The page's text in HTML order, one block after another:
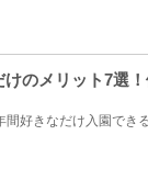
のメリット7選